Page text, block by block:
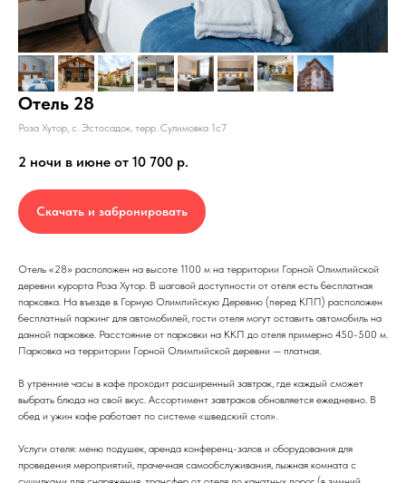
Отель 28
Роза Хутор, с. Эстосадок, терр. Сулимовка 1с7
2 ночи в июне от 10 700 р.
Скачать и забронировать
Отель «28» расположен на высоте 1100 м на территории Горной Олимпийской
деревни курорта Роза Хутор. В шаговой доступности от отеля есть бесплатная
парковка. На въезде в Горную Олимпийскую Деревню (перед КПП) расположен
бесплатный паркинг для автомобилей, гости отеля могут оставить автомобиль на
данной парковке. Расстояние от парковки на ККП до отеля примерно 450-500 м.
Парковка на территории Горной Олимпийской деревни — платная.
В утренние часы в кафе проходит расширенный завтрак, где каждый сможет
выбрать блюда на свой вкус. Ассортимент завтраков обновляется ежедневно. В
обед и ужин кафе работает по системе «шведский стол».
Услуги отеля: меню подушек, аренда конференц-залов и оборудования для
проведения мероприятий, прачечная самообслуживания, лыжная комната с